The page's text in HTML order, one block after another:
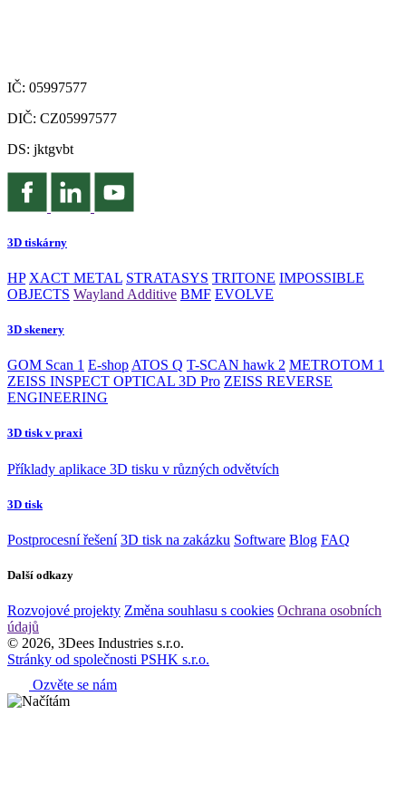
IČ: 05997577
DIČ: CZ05997577
DS: jktgvbt
3D tiskárny
HP XACT METAL STRATASYS TRITONE IMPOSSIBLE
OBJECTS Wayland Additive BMF EVOLVE
3D skenery
GOM Scan 1 E-shop ATOS Q T-SCAN hawk 2 METROTOM 1
ZEISS INSPECT OPTICAL 3D Pro ZEISS REVERSE
ENGINEERING
3D tisk v praxi
Příklady aplikace 3D tisku v různých odvětvích
3D tisk
Postprocesní řešení 3D tisk na zakázku Software Blog FAQ
Další odkazy
Rozvojové projekty Změna souhlasu s cookies Ochrana osobních
údajů
© 2026, 3Dees Industries s.r.o.
Stránky od společnosti PSHK s.r.o.
Ozvěte se nám